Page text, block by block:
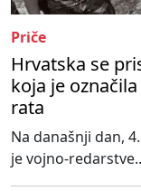
Priče
Hrvatska se
koja je
rata
Na današnji dan,
je vojno-